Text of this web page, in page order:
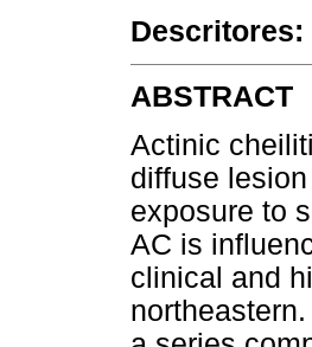
Descritores:
ABSTRACT
Actinic
diffuse
exposure to
AC is
clinical and